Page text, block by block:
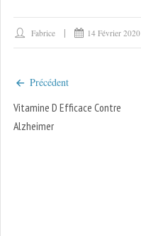
Fabrice 14 Février 2020
Précédent
Vitamine D Efficace Contre
Alzheimer